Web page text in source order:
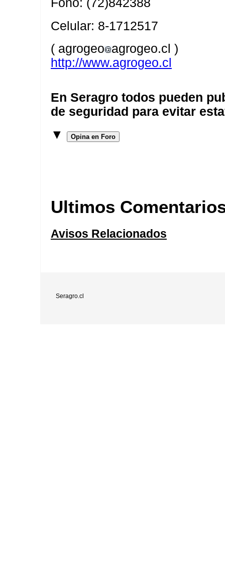
Celular: 8-1712517
( agrogeo agrogeo.cl )
http://www.agrogeo.cl
En Seragro todos pueden
de seguridad para evitar
▼
Opina en Foro
Ultimos
Avisos Relacionados
Seragro.cl